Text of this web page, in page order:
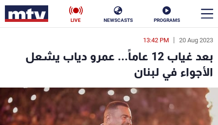
PROGRAMS
NEWSCASTS
LIVE
20 Aug 2023
13:42 PM
بعد غياب 12 عاماً... عمرو دياب يشعل
الأجواء في لبنان
en
الأخبار
سياسة ناس
إقتصاد فن